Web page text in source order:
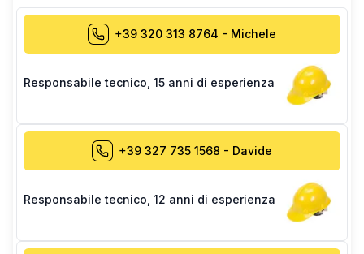
+39 320 313 8764 - Michele
Responsabile tecnico 15 anni di esperienza
+39 327 735 1568 - Davide
Responsabile tecnico 12 anni di esperienza